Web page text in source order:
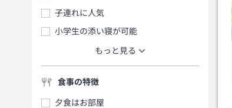
子連れに人気
小学生の添い寝が可能
もっと見る
食事の特徴
夕食はお部屋